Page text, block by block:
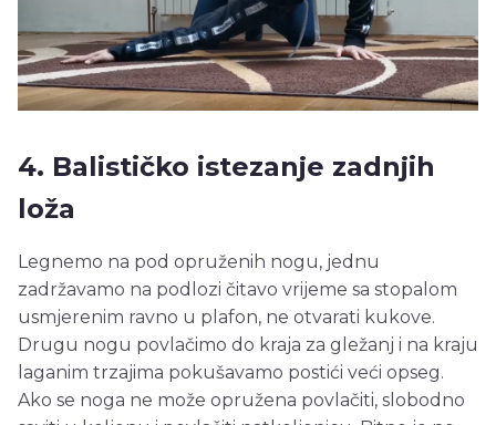
4. Balističko istezanje zadnjih
loža
Legnemo na pod opruženih nogu, jednu
zadržavamo na podlozi čitavo vrijeme sa stopalom
usmjerenim ravno u plafon, ne otvarati kukove.
Drugu nogu povlačimo do kraja za gležanj i na kraju
laganim trzajima pokušavamo postići veći opseg.
Ako se noga ne može opružena povlačiti, slobodno